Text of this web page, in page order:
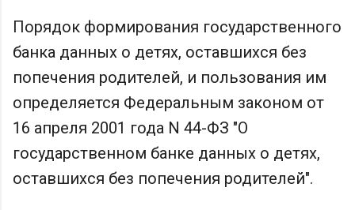
Порядок формирования государственного
банка данных о детях, оставшихся без
попечения родителей, и пользования им
определяется Федеральным законом от
16 апреля 2001 года N 44-ФЗ "О
государственном банке данных о детях,
оставшихся без попечения родителей".